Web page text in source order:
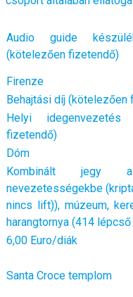
Audio guide
(kötelezően fizetendő)
Firenze
Behajtási díj (kötelezően
Helyi idegenvezetés
fizetendő)
Dóm
Kombinált jegy
nevezetességekbe
nincs lift)), múzeum,
harangtornya (414
6,00 Euro/diák
Santa Croce templom